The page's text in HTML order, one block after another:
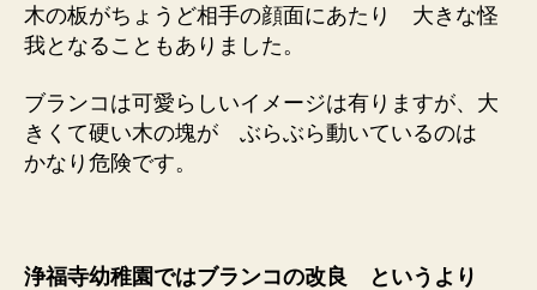
木の板がちょうど相手の顔面にあたり 大きな怪
我となることもありました。
ブランコは可愛らしいイメージは有りますが、大
きくて硬い木の塊が ぶらぶら動いているのは
かなり危険です。
浄福寺幼稚園ではブランコの改良 というより